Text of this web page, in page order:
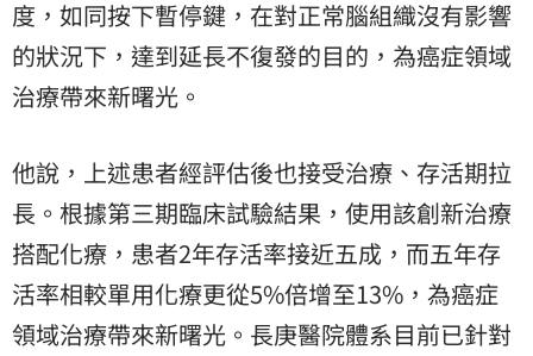
度，如同按下暫停鍵，在對正常腦組織沒有影響
的狀況下，達到延長不復發的目的，為癌症領域
治療帶來新曙光。
他說，上述患者經評估後也接受治療、存活期拉
長。根據第三期臨床試驗結果，使用該創新治療
搭配化療，患者2年存活率接近五成，而五年存
活率相較單用化療更從5%倍增至13%，為癌症
領域治療帶來新曙光。長庚醫院體系目前已針對